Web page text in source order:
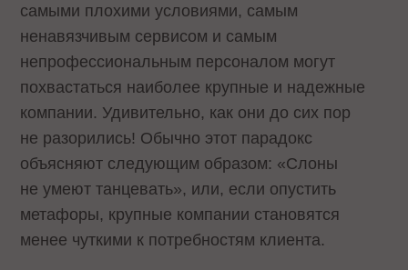
самыми плохими условиями, самым
ненавязчивым сервисом и самым
непрофессиональным персоналом могут
похвастаться наиболее крупные и надежные
компании. Удивительно, как они до сих пор
не разорились! Обычно этот парадокс
объясняют следующим образом: «Слоны
не умеют танцевать», или, если опустить
метафоры, крупные компании становятся
менее чуткими к потребностям клиента.